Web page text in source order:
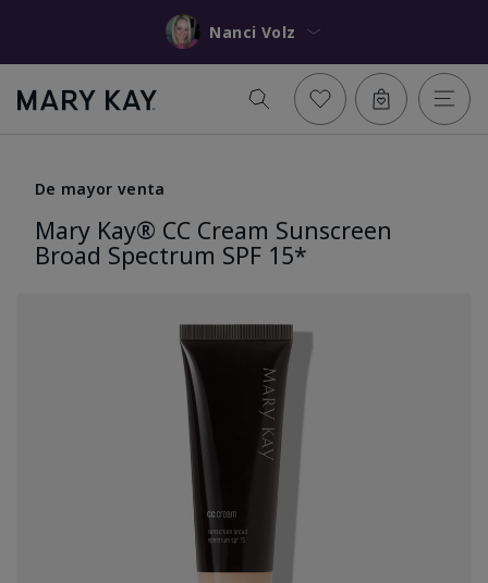
Nanci Volz
De mayor venta
Mary Kay® CC Cream Sunscreen
Broad Spectrum SPF 15*